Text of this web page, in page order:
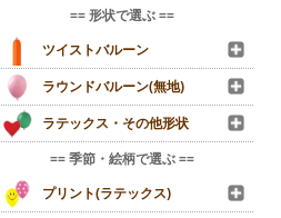
== 形状で選ぶ ==
ツイストバルーン
ラウンドバルーン(無地)
ラテックス・その他形状
== 季節・絵柄で選ぶ ==
プリント(ラテックス)